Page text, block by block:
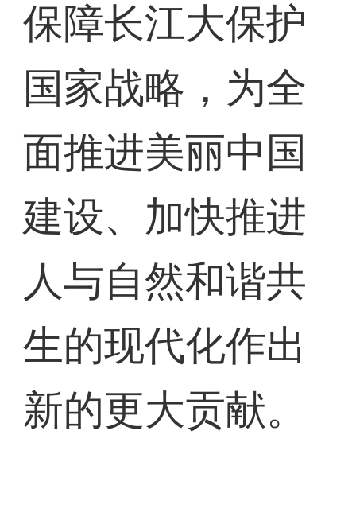
保障长江大保护
国家战略，为全
面推进美丽中国
建设、加快推进
人与自然和谐共
生的现代化作出
新的更大贡献。